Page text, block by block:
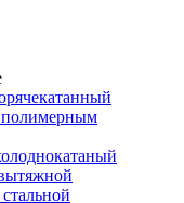
полимерным